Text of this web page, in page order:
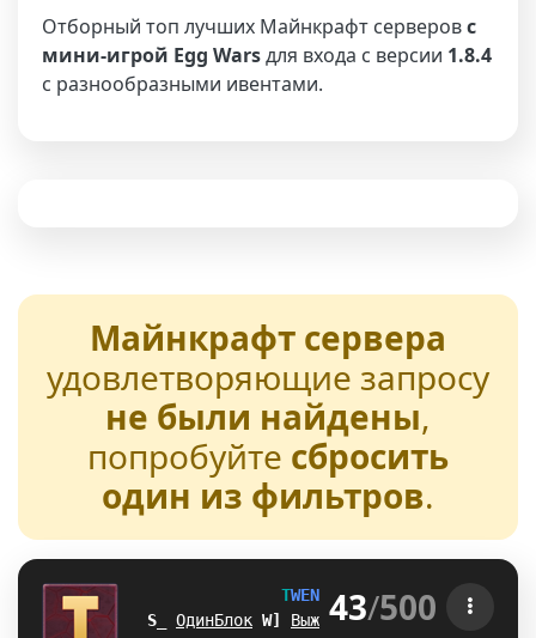
Отборный топ лучших Майнкрафт серверовс
мини-игрой Egg Warsдля входа с версии 1.8.4
с разнообразными ивентами.
Майнкрафт сервера
удовлетворяющие запросу
не были найдены,
попробуйте сбросить
один из фильтров.
TWEN URE
[1.21-26.2]
LH
ОдинБлок G@ Выживание IC БедВарс
43/500